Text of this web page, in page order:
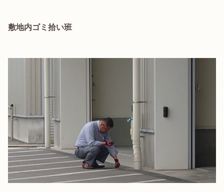
敷地内ゴミ拾い班